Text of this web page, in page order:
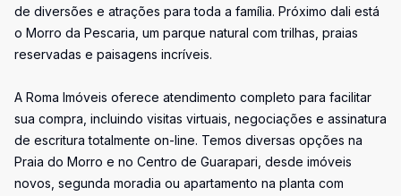
de diversões e atrações para toda a família. Próximo dali está
o Morro da Pescaria, um parque natural com trilhas, praias
reservadas e paisagens incríveis.
A Roma Imóveis oferece atendimento completo para facilitar
sua compra, incluindo visitas virtuais, negociações e assinatura
de escritura totalmente on-line. Temos diversas opções na
Praia do Morro e no Centro de Guarapari, desde imóveis
novos, segunda moradia ou apartamento na planta com